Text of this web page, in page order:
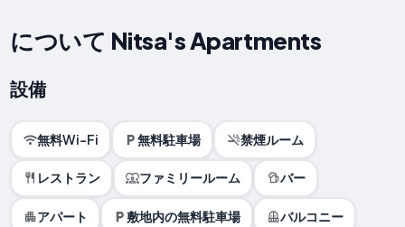
について Nitsa's Apartments
設備
無料Wi-Fi 無料駐車場 禁煙ルーム
レストラン ファミリールーム バー
アパート 敷地内の無料駐車場 バルコニー